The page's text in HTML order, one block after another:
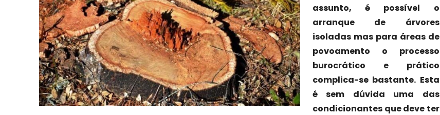
assunto, é possível o
arranque de árvores
isoladas mas para áreas de
povoamento o processo
burocrático e prático
complica-se bastante. Esta
é sem dúvida uma das
condicionantes que deve ter